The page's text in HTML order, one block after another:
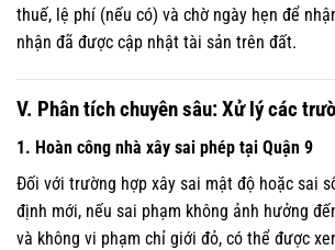
thuế, lệ phí (nếu có) và chờ ngày hẹn để
nhận đã được cập nhật tài sản trên đất.
V. Phân tích chuyên sâu: Xử lý các
1. Hoàn công nhà xây sai phép tại Quận 9
Đối với trường hợp xây sai mật độ hoặc sai
định mới, nếu sai phạm không ảnh hưởng
và không vi phạm chỉ giới đỏ, có thể được